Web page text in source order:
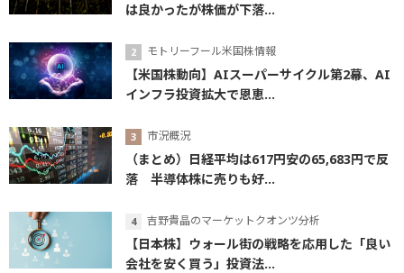
は良かったが株価が下落...
モトリーフール米国株情報
【米国株動向】AIスーパーサイクル第2幕、AI
インフラ投資拡大で恩恵...
市況概況
（まとめ）日経平均は617円安の65,683円で反
落 半導体株に売りも好...
吉野貴晶のマーケットクオンツ分析
【日本株】ウォール街の戦略を応用した「良い
会社を安く買う」投資法...